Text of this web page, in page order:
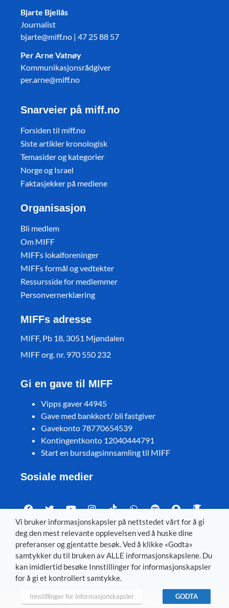
Bjarte Bjellås
Journalist
bjarte@miff.no | 47 25 88 57
Per Arne Vatnøy
Kommunikasjonsrådgiver
per.arne@miff.no
Snarveier på miff.no
Forsiden til miff.no
Siste artikler kronologisk
Temasider og kategorier
Norge og Israel
Faktasjekker på mediene
Organisasjon
Bli medlem
Om MIFF
MIFFs lokalforeninger
MIFFs formål og vedtekter
Ressursside for medlemmer
Personvernerklæring
MIFFs adresse
MIFF, Pb 18, 3051 Mjøndalen
MIFF org. nr. 970 550 232
Gi en gave til MIFF
Vipps gaver 44945
Gave med bankkort/ bli fastgiver
Gavekonto 78770654539
Kontingentkonto 12040444791
Start en bursdagsinnsamling til MIFF
Sosiale medier
Visit MIFF in other languages
Svenska– Dansk–Deutsch–Íslenska–English
© 2026 Med Israel for fred
Vi bruker informasjonskapsler på nettstedet vårt for å gi
deg den mest relevante opplevelsen ved å huske dine
preferanser og gjentatte besøk. Ved å klikke «Godta»
samtykker du til bruken av ALLE informasjonskapslene. Du
kan imidlertid besøke Innstillinger for informasjonskapsler
for å gi et kontrollert samtykke.
Innstillinger for informasjonskapsler GODTA